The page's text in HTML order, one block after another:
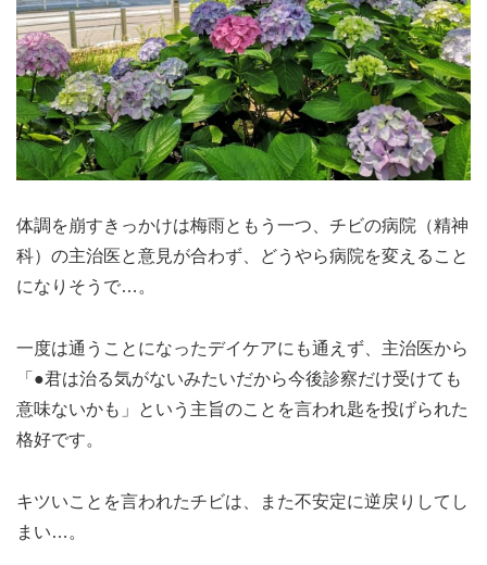
体調を崩すきっかけは梅雨ともう一つ、チビの病院（精神
科）の主治医と意見が合わず、どうやら病院を変えること
になりそうで…。
一度は通うことになったデイケアにも通えず、主治医から
「●君は治る気がないみたいだから今後診察だけ受けても
意味ないかも」という主旨のことを言われ匙を投げられた
格好です。
キツいことを言われたチビは、また不安定に逆戻りしてし
まい…。